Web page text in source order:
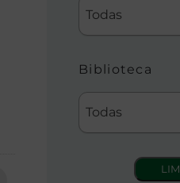
Todas
Biblioteca
Todas